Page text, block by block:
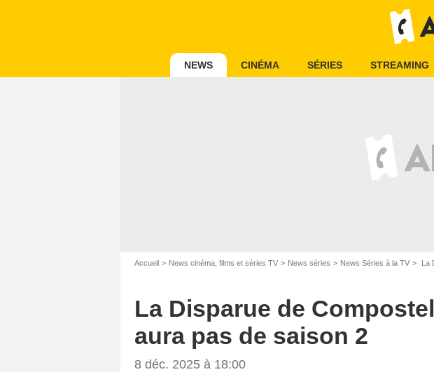
NEWS CINÉMA SÉRIES STREAMING
Accueil News cinéma, films et séries TV News séries News Séries à la TV La
La Disparue de
aura pas de saison 2
8 déc. 2025 à 18:00